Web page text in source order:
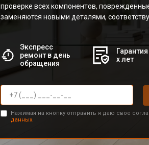
проверке всех компонентов,
заменяются новыми деталями,
Экспресс
ремонт в день
обращения
х лет
Нажимая на кнопку отправить я даю свое
данных.